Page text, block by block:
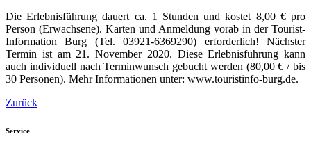
Die Erlebnisführung dauert ca. 1 Stunden und kostet 8,00 € pro
Person (Erwachsene). Karten und Anmeldung vorab in der Tourist-
Information Burg (Tel. 03921-6369290) erforderlich! Nächster
Termin ist am 21. November 2020. Diese Erlebnisführung kann
auch individuell nach Terminwunsch gebucht werden (80,00 € / bis
30 Personen). Mehr Informationen unter: www.touristinfo-burg.de.
Zurück
Service